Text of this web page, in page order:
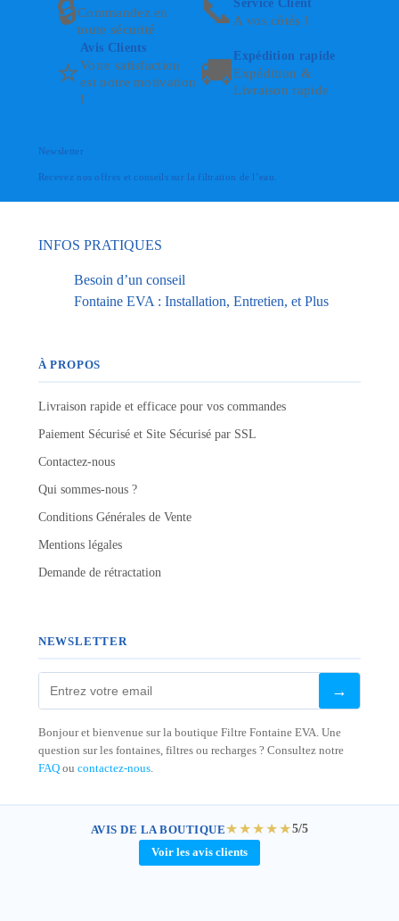
🔒Commandez en
toute sécurité
📞 Service Client
A vos côtés !
⭐
Avis Clients
Votre satisfaction
est notre motivation
!
🚚Expédition rapide
Expédition &
Livraison rapide
Newsletter
Recevez nos offres et conseils sur la filtration de l’eau.
INFOS PRATIQUES
Besoin d’un conseil
Fontaine EVA : Installation, Entretien, et Plus
À PROPOS
Livraison rapide et efficace pour vos commandes
Paiement Sécurisé et Site Sécurisé par SSL
Contactez-nous
Qui sommes-nous ?
Conditions Générales de Vente
Mentions légales
Demande de rétractation
NEWSLETTER
→
Bonjour et bienvenue sur la boutique Filtre Fontaine EVA. Une
question sur les fontaines, filtres ou recharges ? Consultez notre
FAQou contactez-nous.
AVIS DE LA BOUTIQUE★★★★★5/5
Voir les avis clients